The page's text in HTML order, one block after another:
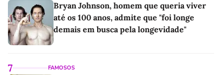
Bryan Johnson, homem que queria viver
até os 100 anos, admite que "foi longe
demais em busca pela longevidade"
7 FAMOSOS